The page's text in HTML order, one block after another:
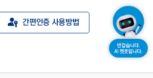
간편인증 사용방법